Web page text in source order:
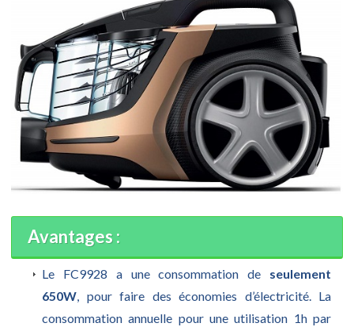
Avantages :
Le FC9928 a une consommation de seulement
650W, pour faire des économies d’électricité. La
consommation annuelle pour une utilisation 1h par